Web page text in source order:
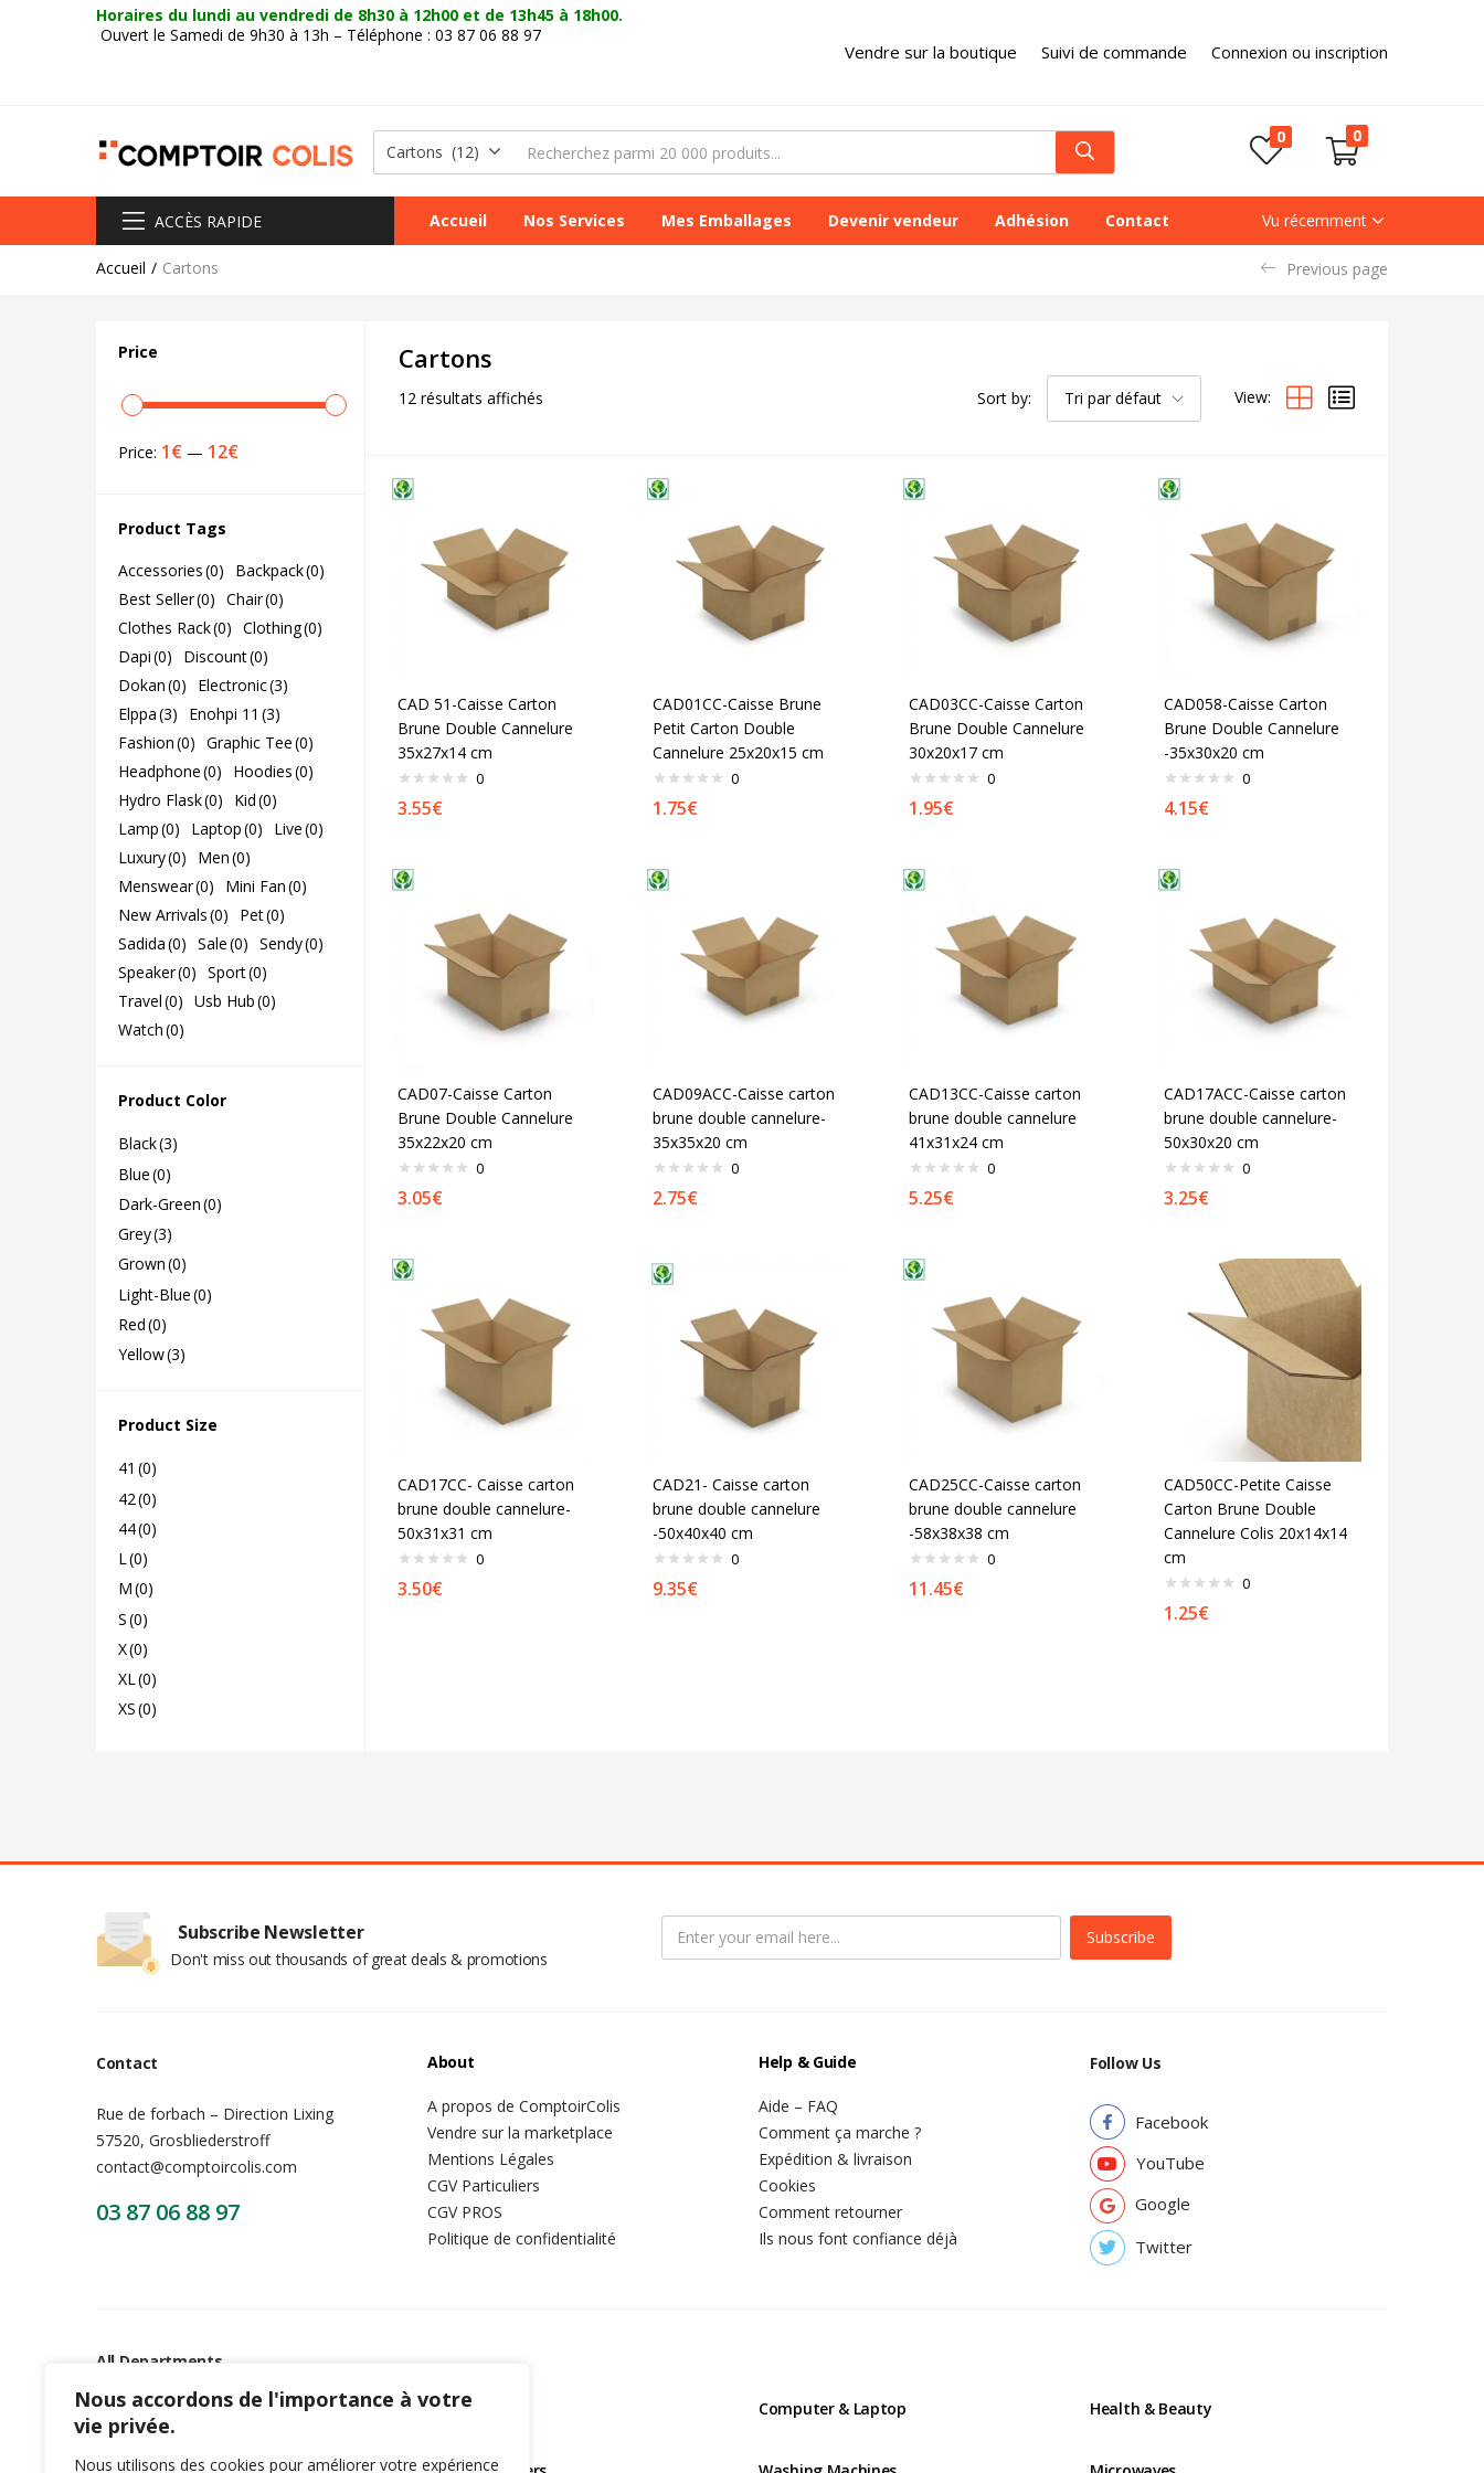
Nous accordons de l'importance à votre
vie privée.
Nous utilisons des cookies pour améliorer votre expérience
Horaires du lundi au vendredi de 8h30 à 12h00 et de 13h45 à 18h00.
Ouvert le Samedi de 9h30 à 13h – Téléphone : 03 87 06 88 97
Vendre sur la boutique Suivi de commande Connexion ou inscription
Cartons (12)
0 0
ACCÈS RAPIDE Accueil Nos Services Mes Emballages Devenir vendeur Adhésion Contact Vu récemment
Accueil Cartons Previous page
Price
Price: 1€ — 12€
Product Tags
Accessories(0) Backpack(0)
Best Seller(0) Chair(0)
Clothes Rack(0) Clothing(0)
Dapi(0) Discount(0)
Dokan(0) Electronic(3)
Elppa(3) Enohpi 11 (3)
Fashion(0) Graphic Tee(0)
Headphone(0) Hoodies(0)
Hydro Flask(0) Kid(0)
Lamp(0) Laptop(0) Live(0)
Luxury(0) Men(0)
Menswear(0) Mini Fan(0)
New Arrivals(0) Pet(0)
Sadida(0) Sale(0) Sendy(0)
Speaker(0) Sport(0)
Travel(0) Usb Hub(0)
Watch(0)
Product Color
Black(3)
Blue(0)
Dark-Green(0)
Grey(3)
Grown(0)
Light-Blue(0)
Red(0)
Yellow(3)
Product Size
41 (0)
42(0)
44(0)
L(0)
M(0)
S(0)
X(0)
XL(0)
XS(0)
Cartons
12 résultats affichés Sort by: Tri par défaut View:
CAD 51-Caisse Carton
Brune Double Cannelure
35x27x14 cm
0
3.55€
CAD01CC-Caisse Brune
Petit Carton Double
Cannelure 25x20x15 cm
0
1.75€
CAD03CC-Caisse Carton
Brune Double Cannelure
30x20x17 cm
0
1.95€
CAD058-Caisse Carton
Brune Double Cannelure
-35x30x20 cm
0
4.15€
CAD07-Caisse Carton
Brune Double Cannelure
35x22x20 cm
0
3.05€
CAD09ACC-Caisse carton
brune double cannelure-
35x35x20 cm
0
2.75€
CAD13CC-Caisse carton
brune double cannelure
41x31x24 cm
0
5.25€
CAD17ACC-Caisse carton
brune double cannelure-
50x30x20 cm
0
3.25€
CAD17CC- Caisse carton
brune double cannelure-
50x31x31 cm
0
3.50€
CAD21- Caisse carton
brune double cannelure
-50x40x40 cm
0
9.35€
CAD25CC-Caisse carton
brune double cannelure
-58x38x38 cm
0
11.45€
CAD50CC-Petite Caisse
Carton Brune Double
Cannelure Colis 20x14x14
cm
0
1.25€
Subscribe Newsletter
Don't miss out thousands of great deals & promotions
Subscribe
Contact
Rue de forbach – Direction Lixing
57520, Grosbliederstroff
contact@comptoircolis.com
03 87 06 88 97
About
A propos de ComptoirColis
Vendre sur la marketplace
Mentions Légales
CGV Particuliers
CGV PROS
Politique de confidentialité
Help & Guide
Aide – FAQ
Comment ça marche ?
Expédition & livraison
Cookies
Comment retourner
Ils nous font confiance déjà
Follow Us
Facebook
YouTube
Google
Twitter
All Departments
Mobile & Tablets Televisions Computer & Laptop Health & Beauty